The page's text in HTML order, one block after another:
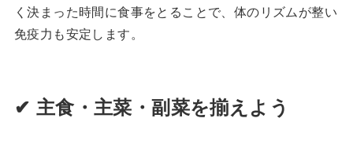
く決まった時間に食事をとることで、体のリズムが整い
免疫力も安定します。
✔ 主食・主菜・副菜を揃えよう